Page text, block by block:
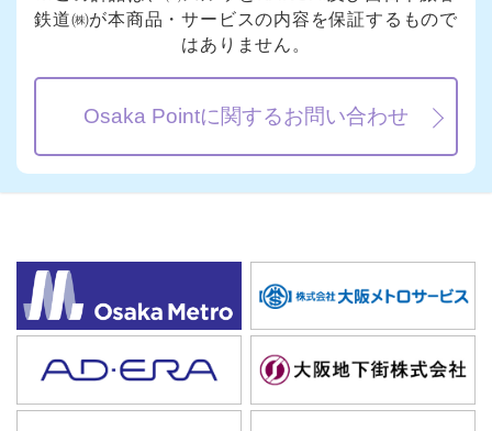
鉄道㈱が本商品・サービスの内容を保証するもので
はありません。
Osaka Pointに関するお問い合わせ
ステップ
ドを選びましょう。
ステップ 2 プラン選択
3つのおトクな割引プランから
選びましょう。
ステップ
ドを選びましょう。
ステップ 2 プラン選択
3つのおトクな割引プランから
選びましょう。